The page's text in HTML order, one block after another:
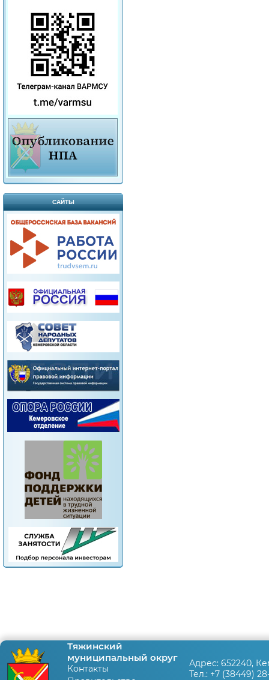
САЙТЫ
Тяжинский
муниципальный округ
Контакты
Адрес: 652240,
Тел.: +7 (38449)